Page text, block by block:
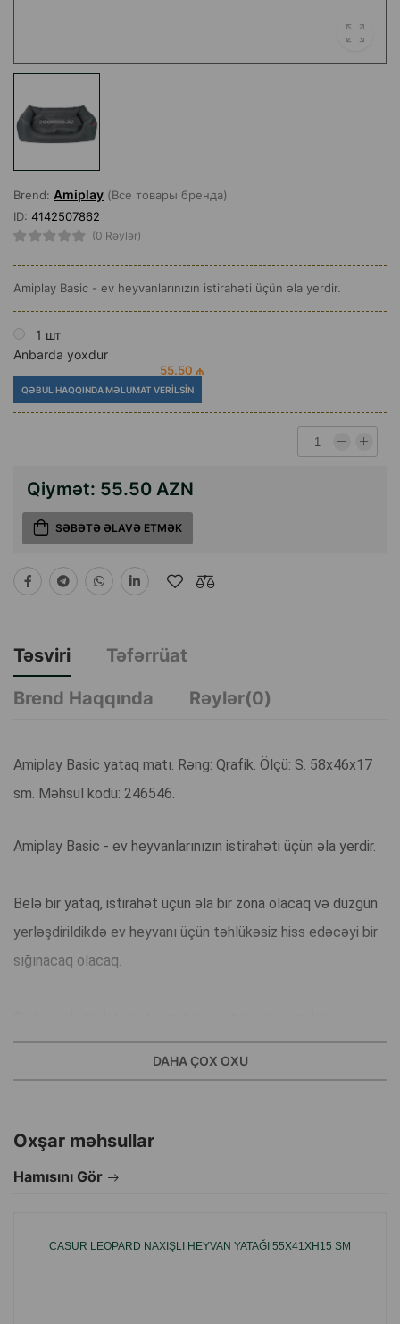
Brend: Amiplay (Все товары бренда)
ID: 4142507862
(0 Rəylər)
Amiplay Basic - ev heyvanlarınızın istirahəti üçün əla yerdir.
1 шт
Anbarda yoxdur
55.50 ₼
QƏBUL HAQQINDA MƏLUMAT VERILSIN
Qiymət: 55.50 AZN
SƏBƏTƏ ƏLAVƏ ETMƏK
Təsviri
Təfərrüat
Brend Haqqında
Rəylər(0)
Amiplay Basic yataq matı. Rəng: Qrafik. Ölçü: S. 58x46x17
sm. Məhsul kodu: 246546.
Amiplay Basic - ev heyvanlarınızın istirahəti üçün əla yerdir.
Belə bir yataq, istirahət üçün əla bir zona olacaq və düzgün
yerləşdirildikdə ev heyvanı üçün təhlükəsiz hiss edəcəyi bir
sığınacaq olacaq.
hazırlanmışdır, xüsusi sintetik yun qarışığı ilə bol
doldurulmuşdur, deformasiyaya davamlıdır, buna görə də ev
Yatağın elementləri maşında və ya əl ilə yuyula bilər, bu da
DAHA ÇOX OXU
Oxşar məhsullar
Hamısını Gör
CASUR LEOPARD NAXIŞLI HEYVAN YATAĞI 55X41XH15 SM